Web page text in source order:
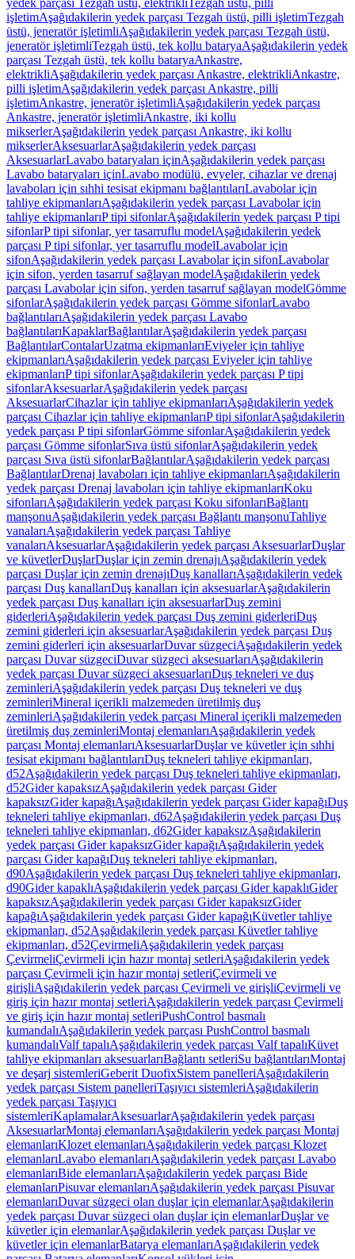
yedek parçası Tezgah üstü, elektrikli Tezgah üstü, pilli
işletimAşağıdakilerin yedek parçası Tezgah üstü, pilli işletimTezgah
üstü, jeneratör işletimliAşağıdakilerin yedek parçası Tezgah üstü,
jeneratör işletimliTezgah üstü, tek kollu bataryaAşağıdakilerin yedek
parçası Tezgah üstü, tek kollu bataryaAnkastre,
elektrikliAşağıdakilerin yedek parçası Ankastre, elektrikliAnkastre,
pilli işletimAşağıdakilerin yedek parçası Ankastre, pilli
işletimAnkastre, jeneratör işletimliAşağıdakilerin yedek parçası
Ankastre, jeneratör işletimliAnkastre, iki kollu
mikserlerAşağıdakilerin yedek parçası Ankastre, iki kollu
mikserlerAksesuarlarAşağıdakilerin yedek parçası
AksesuarlarLavabo bataryaları içinAşağıdakilerin yedek parçası
Lavabo bataryaları içinLavabo modülü, evyeler, cihazlar ve drenaj
lavaboları için sıhhi tesisat ekipmanı bağlantılarıLavabolar için
tahliye ekipmanlarıAşağıdakilerin yedek parçası Lavabolar için
tahliye ekipmanlarıP tipi sifonlarAşağıdakilerin yedek parçası P tipi
sifonlarP tipi sifonlar, yer tasarruflu modelAşağıdakilerin yedek
parçası P tipi sifonlar, yer tasarruflu modelLavabolar için
sifonAşağıdakilerin yedek parçası Lavabolar için sifonLavabolar
için sifon, yerden tasarruf sağlayan modelAşağıdakilerin yedek
parçası Lavabolar için sifon, yerden tasarruf sağlayan modelGömme
sifonlarAşağıdakilerin yedek parçası Gömme sifonlarLavabo
bağlantılarıAşağıdakilerin yedek parçası Lavabo
bağlantılarıKapaklarBağlantılarAşağıdakilerin yedek parçası
BağlantılarContalarUzatma ekipmanlarıEviyeler için tahliye
ekipmanlarıAşağıdakilerin yedek parçası Eviyeler için tahliye
ekipmanlarıP tipi sifonlarAşağıdakilerin yedek parçası P tipi
sifonlarAksesuarlarAşağıdakilerin yedek parçası
AksesuarlarCihazlar için tahliye ekipmanlarıAşağıdakilerin yedek
parçası Cihazlar için tahliye ekipmanlarıP tipi sifonlarAşağıdakilerin
yedek parçası P tipi sifonlarGömme sifonlarAşağıdakilerin yedek
parçası Gömme sifonlarSıva üstü sifonlarAşağıdakilerin yedek
parçası Sıva üstü sifonlarBağlantılarAşağıdakilerin yedek parçası
BağlantılarDrenaj lavaboları için tahliye ekipmanlarıAşağıdakilerin
yedek parçası Drenaj lavaboları için tahliye ekipmanlarıKoku
sifonlarıAşağıdakilerin yedek parçası Koku sifonlarıBağlantı
manşonuAşağıdakilerin yedek parçası Bağlantı manşonuTahliye
vanalarıAşağıdakilerin yedek parçası Tahliye
vanalarıAksesuarlarAşağıdakilerin yedek parçası AksesuarlarDuşlar
ve küvetlerDuşlarDuşlar için zemin drenajıAşağıdakilerin yedek
parçası Duşlar için zemin drenajıDuş kanallarıAşağıdakilerin yedek
parçası Duş kanallarıDuş kanalları için aksesuarlarAşağıdakilerin
yedek parçası Duş kanalları için aksesuarlarDuş zemini
giderleriAşağıdakilerin yedek parçası Duş zemini giderleriDuş
zemini giderleri için aksesuarlarAşağıdakilerin yedek parçası Duş
zemini giderleri için aksesuarlarDuvar süzgeciAşağıdakilerin yedek
parçası Duvar süzgeciDuvar süzgeci aksesuarlarıAşağıdakilerin
yedek parçası Duvar süzgeci aksesuarlarıDuş tekneleri ve duş
zeminleriAşağıdakilerin yedek parçası Duş tekneleri ve duş
zeminleriMineral içerikli malzemeden üretilmiş duş
zeminleriAşağıdakilerin yedek parçası Mineral içerikli malzemeden
üretilmiş duş zeminleriMontaj elemanlarıAşağıdakilerin yedek
parçası Montaj elemanlarıAksesuarlarDuşlar ve küvetler için sıhhi
tesisat ekipmanı bağlantılarıDuş tekneleri tahliye ekipmanları,
d52Aşağıdakilerin yedek parçası Duş tekneleri tahliye ekipmanları,
d52Gider kapaksızAşağıdakilerin yedek parçası Gider
kapaksızGider kapağıAşağıdakilerin yedek parçası Gider kapağıDuş
tekneleri tahliye ekipmanları, d62Aşağıdakilerin yedek parçası Duş
tekneleri tahliye ekipmanları, d62Gider kapaksızAşağıdakilerin
yedek parçası Gider kapaksızGider kapağıAşağıdakilerin yedek
parçası Gider kapağıDuş tekneleri tahliye ekipmanları,
d90Aşağıdakilerin yedek parçası Duş tekneleri tahliye ekipmanları,
d90Gider kapaklıAşağıdakilerin yedek parçası Gider kapaklıGider
kapaksızAşağıdakilerin yedek parçası Gider kapaksızGider
kapağıAşağıdakilerin yedek parçası Gider kapağıKüvetler tahliye
ekipmanları, d52Aşağıdakilerin yedek parçası Küvetler tahliye
ekipmanları, d52ÇevirmeliAşağıdakilerin yedek parçası
ÇevirmeliÇevirmeli için hazır montaj setleriAşağıdakilerin yedek
parçası Çevirmeli için hazır montaj setleriÇevirmeli ve
girişliAşağıdakilerin yedek parçası Çevirmeli ve girişliÇevirmeli ve
giriş için hazır montaj setleriAşağıdakilerin yedek parçası Çevirmeli
ve giriş için hazır montaj setleriPushControl basmalı
kumandalıAşağıdakilerin yedek parçası PushControl basmalı
kumandalıValf tapalıAşağıdakilerin yedek parçası Valf tapalıKüvet
tahliye ekipmanları aksesuarlarıBağlantı setleriSu bağlantılarıMontaj
ve deşarj sistemleriGeberit DuofixSistem panelleriAşağıdakilerin
yedek parçası Sistem panelleriTaşıyıcı sistemleriAşağıdakilerin
yedek parçası Taşıyıcı
sistemleriKaplamalarAksesuarlarAşağıdakilerin yedek parçası
AksesuarlarMontaj elemanlarıAşağıdakilerin yedek parçası Montaj
elemanlarıKlozet elemanlarıAşağıdakilerin yedek parçası Klozet
elemanlarıLavabo elemanlarıAşağıdakilerin yedek parçası Lavabo
elemanlarıBide elemanlarıAşağıdakilerin yedek parçası Bide
elemanlarıPisuvar elemanlarıAşağıdakilerin yedek parçası Pisuvar
elemanlarıDuvar süzgeci olan duşlar için elemanlarAşağıdakilerin
yedek parçası Duvar süzgeci olan duşlar için elemanlarDuşlar ve
küvetler için elemanlarAşağıdakilerin yedek parçası Duşlar ve
küvetler için elemanlarBatarya elemanlarıAşağıdakilerin yedek